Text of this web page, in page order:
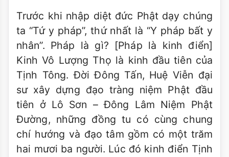
Trước khi nhập diệt đức Phật dạy chúng
ta “Tứ y pháp”, thứ nhất là “Y pháp bất y
nhân”. Pháp là gì? [Pháp là kinh điển]
Kinh Vô Lượng Thọ là kinh đầu tiên của
Tịnh Tông. Ðời Ðông Tấn, Huệ Viễn đại
sư xây dựng đạo tràng niệm Phật đầu
tiên ở Lô Sơn – Ðông Lâm Niệm Phật
Ðường, những đồng tu có cùng chung
chí hướng và đạo tâm gồm có một trăm
hai mươi ba người. Lúc đó kinh điển Tịnh